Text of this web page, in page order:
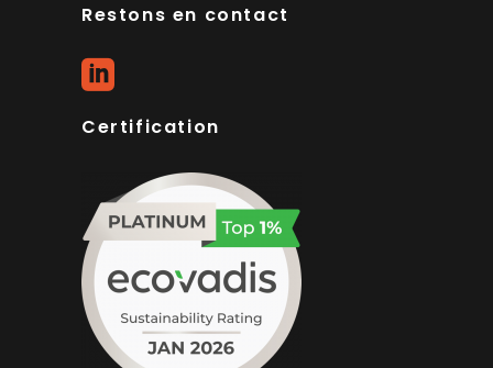
Restons en contact
Certification